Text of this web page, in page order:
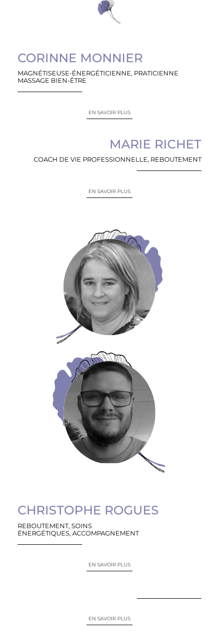
CORINNE MONNIER
MAGNÉTISEUSE-ÉNERGÉTICIENNE, PRATICIENNE
MASSAGE BIEN-ÊTRE
EN SAVOIR PLUS
MARIE RICHET
COACH DE VIE PROFESSIONNELLE, REBOUTEMENT
EN SAVOIR PLUS
CHRISTOPHE ROGUES
REBOUTEMENT, SOINS
ÉNERGÉTIQUES, ACCOMPAGNEMENT
EN SAVOIR PLUS
EN SAVOIR PLUS